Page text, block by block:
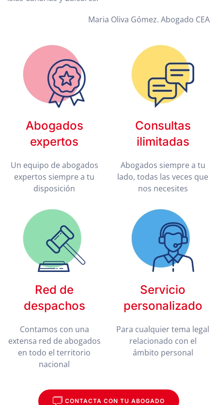
Maria Oliva Gómez. Abogado CEA
Abogados
expertos
Un equipo de abogados
expertos siempre a tu
disposición
Consultas
ilimitadas
Abogados siempre a tu
lado, todas las veces que
nos necesites
Red de
despachos
Contamos con una
extensa red de abogados
en todo el territorio
nacional
Servicio
personalizado
Para cualquier tema legal
relacionado con el
ámbito personal
CONTACTA CON TU ABOGADO